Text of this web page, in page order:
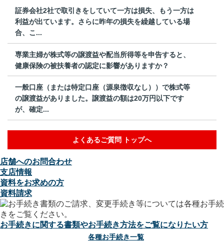
証券会社2社で取引きをしていて一方は損失、もう一方は
利益が出ています。さらに昨年の損失を繰越している場
合、こ...
専業主婦が株式等の譲渡益や配当所得等を申告すると、
健康保険の被扶養者の認定に影響がありますか？
一般口座（または特定口座（源泉徴収なし））で株式等
の譲渡益がありました。譲渡益の額は20万円以下です
が、確定...
よくあるご質問 トップへ
店舗へのお問合わせ
支店情報
資料をお求めの方
資料請求
お手続きに関する書類やお手続き方法をご覧になりたい方
各種お手続き一覧